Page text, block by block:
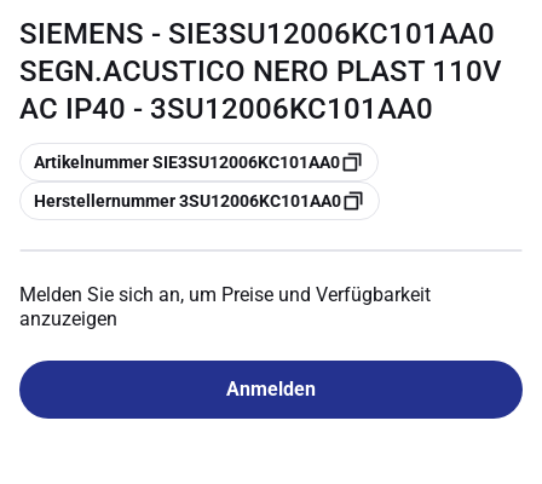
SIEMENS - SIE3SU12006KC101AA0
SEGN.ACUSTICO NERO PLAST 110V
AC IP40 - 3SU12006KC101AA0
Kopieren
Artikelnummer SIE3SU12006KC101AA0
Kopieren
Herstellernummer 3SU12006KC101AA0
Melden Sie sich an, um Preise und Verfügbarkeit
anzuzeigen
Anmelden